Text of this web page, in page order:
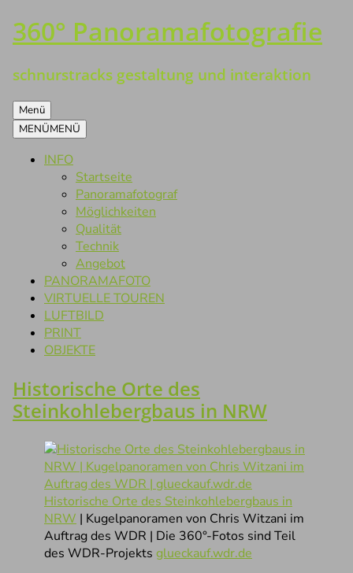
Zum
Inhalt
360° Panoramafotografie
schnurstracks gestaltung und interaktion
Menü
MENÜMENÜ
INFO
Startseite
Panoramafotograf
Möglichkeiten
Qualität
Technik
Angebot
PANORAMAFOTO
VIRTUELLE TOUREN
LUFTBILD
PRINT
OBJEKTE
Historische Orte des
Steinkohlebergbaus in NRW
Historische Orte des Steinkohlebergbaus in
NRW | Kugelpanoramen von Chris Witzani im
Auftrag des WDR | Die 360°-Fotos sind Teil
des WDR-Projekts glueckauf.wdr.de